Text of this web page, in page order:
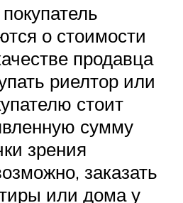
о стоимости
продавца
риелтор или
стоит
сумму
зрения
заказать
или дома у